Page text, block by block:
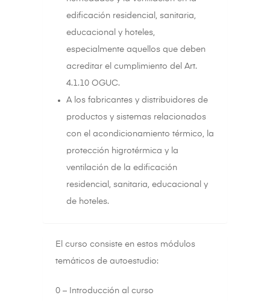
edificación residencial, sanitaria,
educacional y hoteles,
especialmente aquellos que deben
acreditar el cumplimiento del Art.
4.1.10 OGUC.
A los fabricantes y distribuidores de
productos y sistemas relacionados
con el acondicionamiento térmico, la
protección higrotérmica y la
ventilación de la edificación
residencial, sanitaria, educacional y
de hoteles.
El curso consiste en estos módulos
temáticos de autoestudio:
0 – Introducción al curso